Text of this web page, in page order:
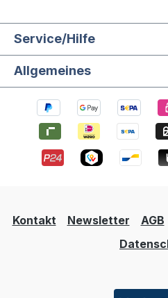
Service/Hilfe
Allgemeines
Kontakt Newsletter AGB